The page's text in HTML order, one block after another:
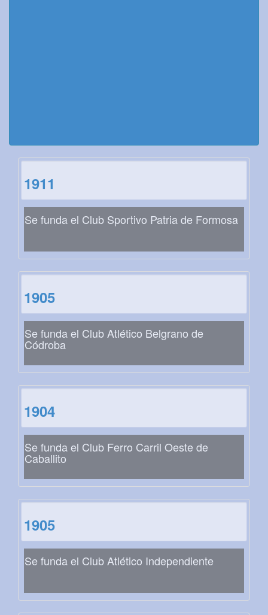
1911
Se funda el Club Sportivo Patria de Formosa
1905
Se funda el Club Atlético Belgrano de
Códroba
1904
Se funda el Club Ferro Carril Oeste de
Caballito
1905
Se funda el Club Atlético Independiente